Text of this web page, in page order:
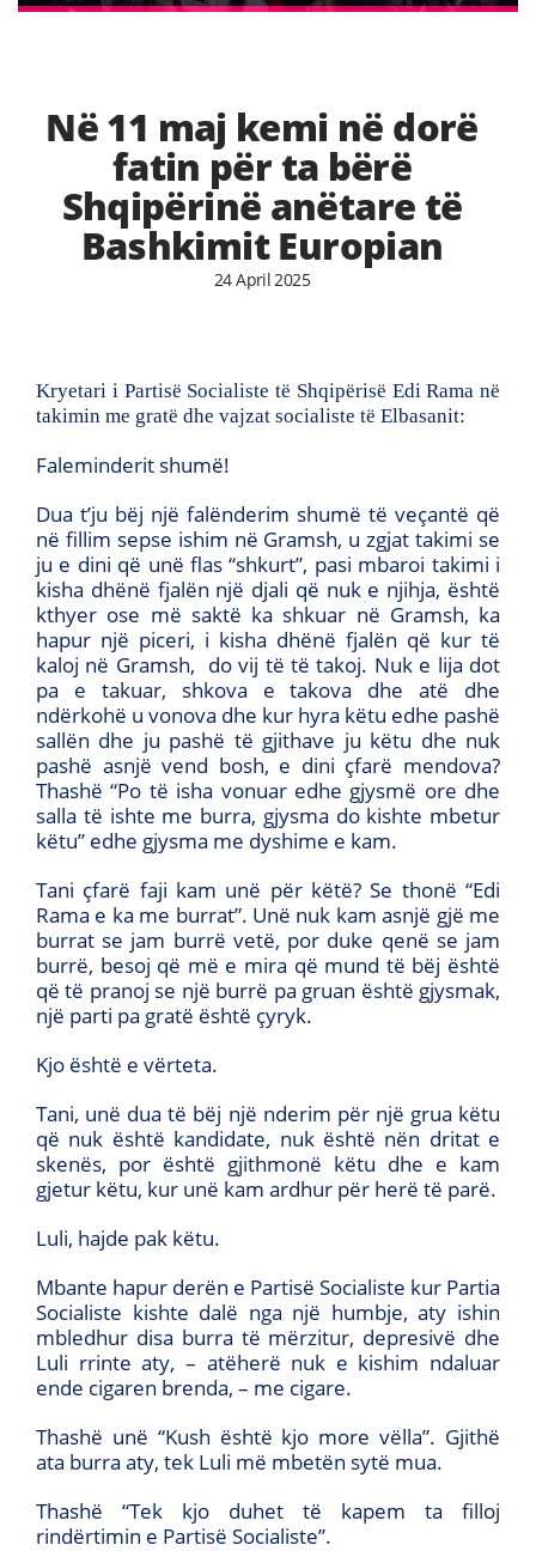
Në 11 maj kemi në dorë
fatin për ta bërë
Shqipërinë anëtare të
Bashkimit Europian
24 April 2025
Kryetari i Partisë Socialiste të Shqipërisë Edi Rama në
takimin me gratë dhe vajzat socialiste të Elbasanit:
Faleminderit shumë!
Dua t’ju bëj një falënderim shumë të veçantë që
në fillim sepse ishim në Gramsh, u zgjat takimi se
ju e dini që unë flas “shkurt”, pasi mbaroi takimi i
kisha dhënë fjalën një djali që nuk e njihja, është
kthyer ose më saktë ka shkuar në Gramsh, ka
hapur një piceri, i kisha dhënë fjalën që kur të
kaloj në Gramsh, do vij të të takoj. Nuk e lija dot
pa e takuar, shkova e takova dhe atë dhe
ndërkohë u vonova dhe kur hyra këtu edhe pashë
sallën dhe ju pashë të gjithave ju këtu dhe nuk
pashë asnjë vend bosh, e dini çfarë mendova?
Thashë “Po të isha vonuar edhe gjysmë ore dhe
salla të ishte me burra, gjysma do kishte mbetur
këtu” edhe gjysma me dyshime e kam.
Tani çfarë faji kam unë për këtë? Se thonë “Edi
Rama e ka me burrat”. Unë nuk kam asnjë gjë me
burrat se jam burrë vetë, por duke qenë se jam
burrë, besoj që më e mira që mund të bëj është
që të pranoj se një burrë pa gruan është gjysmak,
një parti pa gratë është çyryk.
Kjo është e vërteta.
Tani, unë dua të bëj një nderim për një grua këtu
që nuk është kandidate, nuk është nën dritat e
skenës, por është gjithmonë këtu dhe e kam
gjetur këtu, kur unë kam ardhur për herë të parë.
Luli, hajde pak këtu.
Mbante hapur derën e Partisë Socialiste kur Partia
Socialiste kishte dalë nga një humbje, aty ishin
mbledhur disa burra të mërzitur, depresivë dhe
Luli rrinte aty, – atëherë nuk e kishim ndaluar
ende cigaren brenda, – me cigare.
Thashë unë “Kush është kjo more vëlla”. Gjithë
ata burra aty, tek Luli më mbetën sytë mua.
Thashë “Tek kjo duhet të kapem ta filloj
rindërtimin e Partisë Socialiste”.